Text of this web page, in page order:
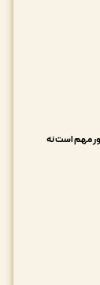
مهم است نه